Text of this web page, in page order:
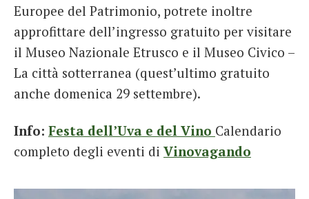
Europee del Patrimonio, potrete inoltre
approfittare dell’ingresso gratuito per visitare
il Museo Nazionale Etrusco e il Museo Civico –
La città sotterranea (quest’ultimo gratuito
anche domenica 29 settembre).
Info: Festa dell’Uva e del Vino Calendario
completo degli eventi di Vinovagando